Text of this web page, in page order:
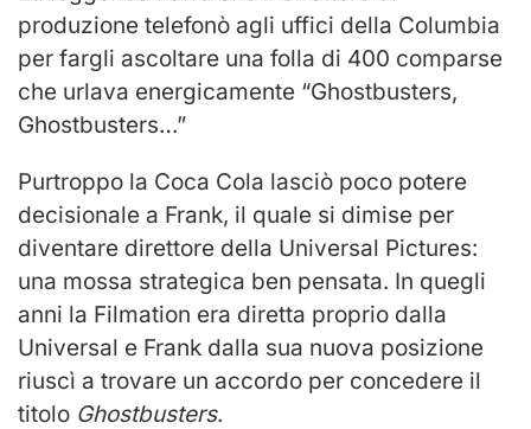
produzione telefonò agli uffici della Columbia
per fargli ascoltare una folla di 400 comparse
che urlava energicamente “Ghostbusters,
Ghostbusters…”
Purtroppo la Coca Cola lasciò poco potere
decisionale a Frank, il quale si dimise per
diventare direttore della Universal Pictures:
una mossa strategica ben pensata. In quegli
anni la Filmation era diretta proprio dalla
Universal e Frank dalla sua nuova posizione
riuscì a trovare un accordo per concedere il
titolo Ghostbusters.